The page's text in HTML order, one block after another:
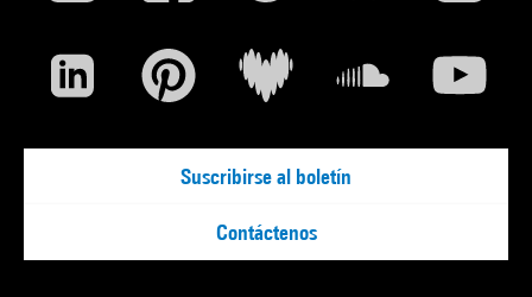
Suscribirse al boletín
Contáctenos